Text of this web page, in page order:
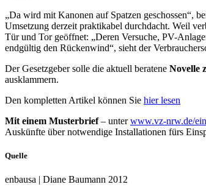
„Da wird mit Kanonen auf Spatzen geschos­sen“,
Umsetzung derzeit praktikabel durchdacht. Weil
Tür und Tor geöffnet: „Deren Versuche, PV-
endgültig den Rückenwind“, sieht der
Der Gesetzgeber solle die aktuell beratene Novelle
ausklammern.
Den kompletten Artikel können Sie hier lesen
Mit einem Musterbrief– unterwww.vz-nrw.de/
Auskünfte über notwendige Installationen fürs
Quelle
enbausa | Diane Baumann 2012